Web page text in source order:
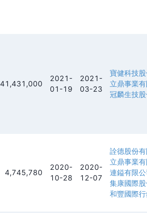
41,431,000
2021-
01-19
2021-
03-23
寶健科技
立鼎事業
冠麟生技
4,745,780
2020-
10-28
2020-
12-07
詮德股份
立鼎事業
連鎰有限
集康國際
和豐國際